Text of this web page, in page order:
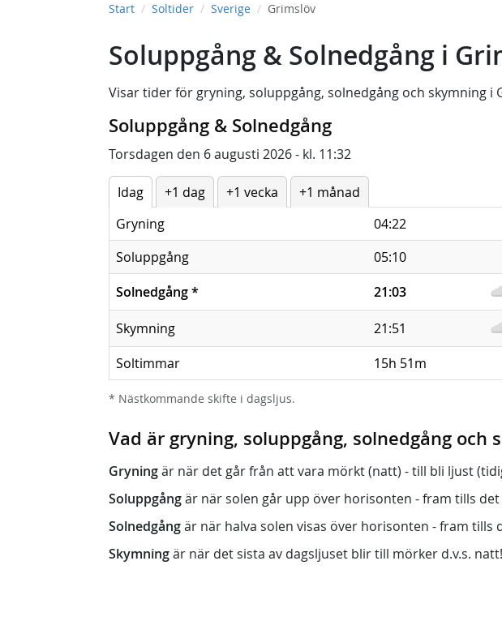
Start Soltider Sverige Grimslöv
Soluppgång & Solnedgång i
Visar tider för gryning, soluppgång, solnedgång och skymning i
Soluppgång & Solnedgång
Torsdagen den 6 augusti 2026 - kl. 11:32
Idag +1 dag +1 vecka
+1 månad
Gryning
04:22
Soluppgång
05:10
Solnedgång* 21:03
Skymning 21:51
Soltimmar 15h 51m
* Nästkommande skifte i dagsljus.
Vad är gryning, soluppgång, solnedgång och
Gryningär när det går från att vara mörkt (natt) - till bli ljust
Soluppgångär när solen går upp över horisonten - fram tills
Solnedgångär när halva solen visas över horisonten - fram tills
Skymningär när det sista av dagsljuset blir till mörker d.v.s. natt!